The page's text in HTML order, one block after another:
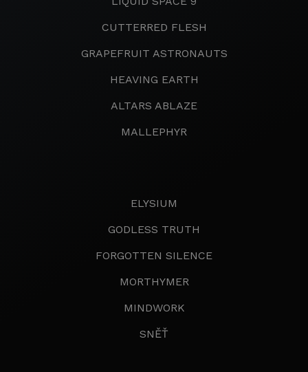
CUTTERRED FLESH
GRAPEFRUIT ASTRONAUTS
HEAVING EARTH
ALTARS ABLAZE
MALLEPHYR
ELYSIUM
GODLESS TRUTH
FORGOTTEN SILENCE
MORTHYMER
MINDWORK
SNĚŤ